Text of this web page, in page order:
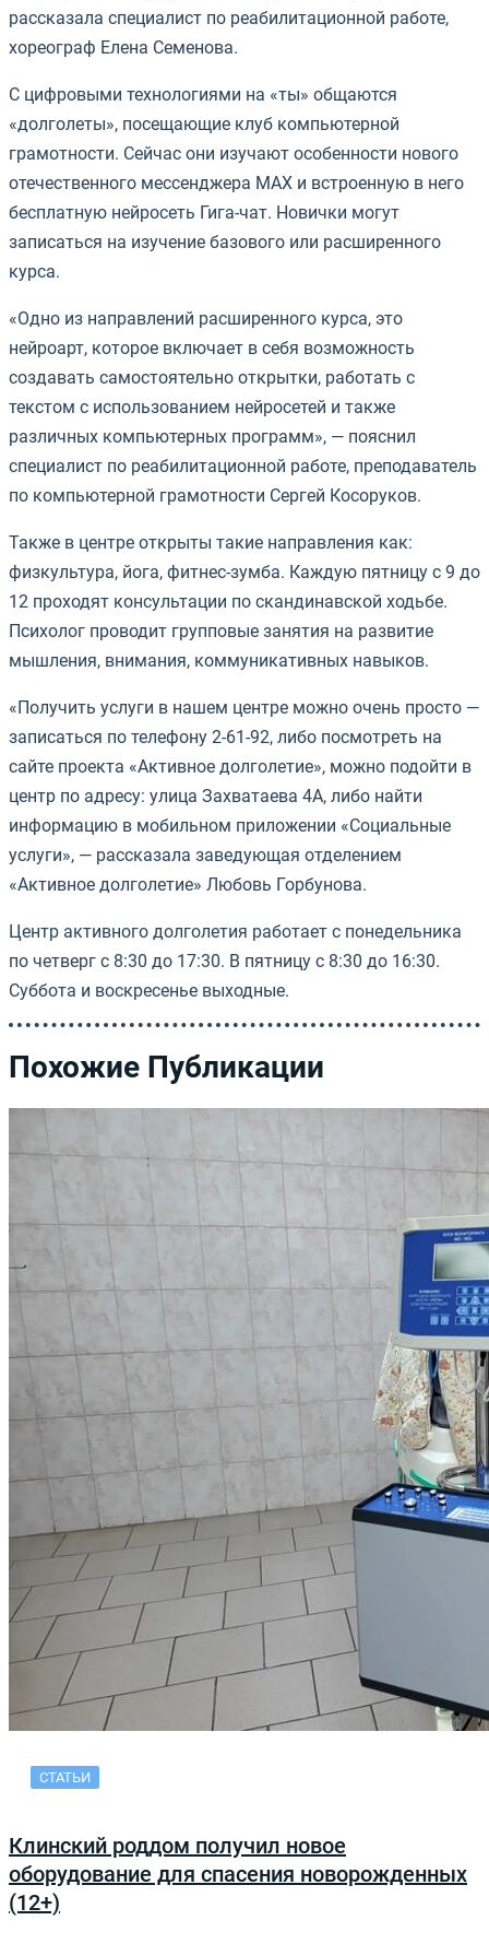
рассказала специалист по реабилитационной работе,
хореограф Елена Семенова.
С цифровыми технологиями на «ты» общаются
«долголеты», посещающие клуб компьютерной
грамотности. Сейчас они изучают особенности нового
отечественного мессенджера МАХ и встроенную в него
бесплатную нейросеть Гига-чат. Новички могут
записаться на изучение базового или расширенного
курса.
«Одно из направлений расширенного курса, это
нейроарт, которое включает в себя возможность
создавать самостоятельно открытки, работать с
текстом с использованием нейросетей и также
различных компьютерных программ», — пояснил
специалист по реабилитационной работе, преподаватель
по компьютерной грамотности Сергей Косоруков.
Также в центре открыты такие направления как:
физкультура, йога, фитнес-зумба. Каждую пятницу с 9 до
12 проходят консультации по скандинавской ходьбе.
Психолог проводит групповые занятия на развитие
мышления, внимания, коммуникативных навыков.
«Получить услуги в нашем центре можно очень просто —
записаться по телефону 2-61-92, либо посмотреть на
сайте проекта «Активное долголетие», можно подойти в
центр по адресу: улица Захватаева 4А, либо найти
информацию в мобильном приложении «Социальные
услуги», — рассказала заведующая отделением
«Активное долголетие» Любовь Горбунова.
Центр активного долголетия работает с понедельника
по четверг с 8:30 до 17:30. В пятницу с 8:30 до 16:30.
Суббота и воскресенье выходные.
Похожие Публикации
СТАТЬИ
Клинский роддом получил новое
оборудование для спасения новорожденных
(12+)